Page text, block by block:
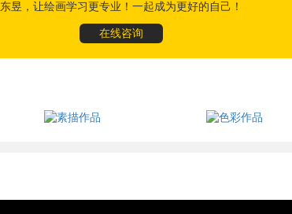
东昱，让绘画学习更专业！一起成为更好的自己！
在线咨询